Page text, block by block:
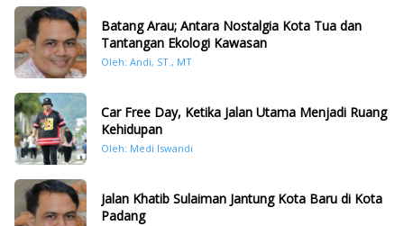
Batang Arau; Antara Nostalgia Kota Tua dan
Tantangan Ekologi Kawasan
Oleh: Andi, ST., MT
Car Free Day, Ketika Jalan Utama Menjadi Ruang
Kehidupan
Oleh: Medi Iswandi
Jalan Khatib Sulaiman Jantung Kota Baru di Kota
Padang